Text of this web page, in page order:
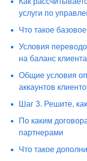
услуги по
Что такое
Условия
на баланс клиента
Общие условия
аккаунтов
Шаг 3. Решите,
По каким
партнерами
Что такое